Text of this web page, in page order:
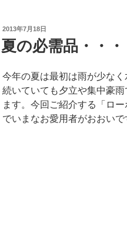
投
稿
日:
2013年7月18日
夏の必需品・・・
今年の夏は最初は雨が少な
続いていても夕立や集中豪
ます。今回ご紹介する「ロ
でいまなお愛用者がおおいで